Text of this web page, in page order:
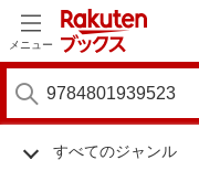
メニュー
すべてのジャンル